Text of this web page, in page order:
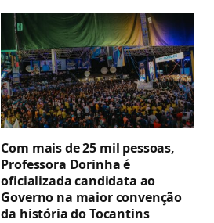
Com mais de 25 mil pessoas,
Professora Dorinha é
oficializada candidata ao
Governo na maior convenção
da história do Tocantins